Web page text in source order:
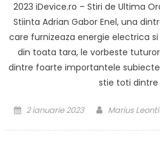
2023 iDevice.ro – Stiri de Ultima
Stiinta Adrian Gabor Enel, una
care furnizeaza energie electrica
din toata tara, le vorbeste
dintre foarte importantele
stie toti dintre
Posted
2 ianuarie 2023 Author
Marius